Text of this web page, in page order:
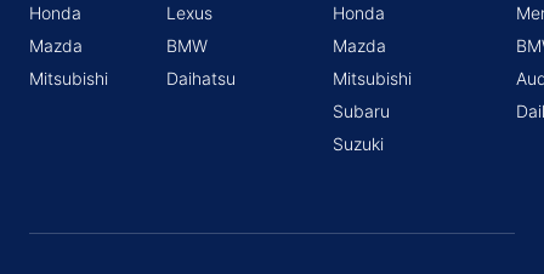
Honda
Mazda
Mitsubishi
Lexus
BMW
Daihatsu
Honda
Mazda
Mitsubishi
Subaru
Suzuki